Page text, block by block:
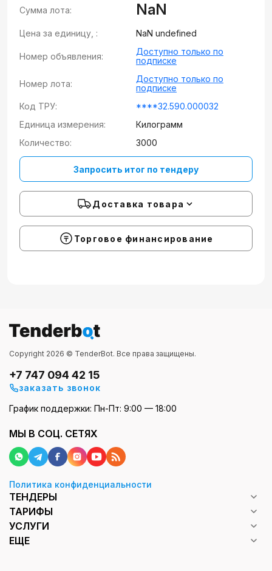
Сумма лота: NaN
Цена за единицу, : NaN undefined
Номер объявления:
Доступно только по
подписке
Номер лота:
Доступно только по
подписке
Код ТРУ:
****32.590.000032
Единица измерения:
Килограмм
Количество:
3000
Запросить итог по тендеру
Доставка товара
Торговое финансирование
Copyright 2026 © TenderBot. Все права защищены.
+7 747 094 42 15
заказать звонок
График поддержки: Пн-Пт: 9:00 — 18:00
МЫ В СОЦ. СЕТЯХ
Политика конфиденциальности
ТЕНДЕРЫ
ТАРИФЫ
УСЛУГИ
ЕЩЕ